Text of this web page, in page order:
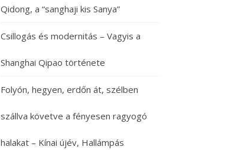
Qidong, a “sanghaji kis Sanya”
Csillogás és modernitás – Vagyis a
Shanghai Qipao története
Folyón, hegyen, erdőn át, szélben
szállva követve a fényesen ragyogó
halakat – Kínai újév, Hallámpás